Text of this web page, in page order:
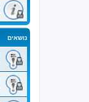
נושאים